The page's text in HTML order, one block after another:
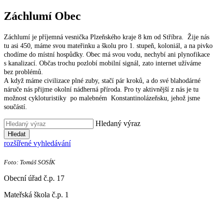
Záchlumí Obec
Záchlumí je příjemná vesnička Plzeňského kraje 8 km od Stříbra. Žije nás
tu asi 450, máme svou mateřinku a školu pro 1. stupeň, koloniál, a na pivko
chodíme do místní hospůdky. Obec má svou vodu, nechybí ani plynofikace
s kanalizací. Občas trochu pozlobí mobilní signál, zato internet užíváme
bez problémů.
A když máme civilizace plné zuby, stačí pár kroků, a do své blahodárné
náruče nás přijme okolní nádherná příroda. Pro ty aktivnější z nás je tu
možnost cykloturistiky po malebném Konstantinolázeňsku, jehož jsme
součástí.
Hledaný výraz
Hledat
rozšířené vyhledávání
Foto: Tomáš SOSÍK
Obecní úřad č.p. 17
Mateřská škola č.p. 1